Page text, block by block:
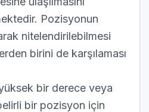
Pozisyonun
nitelendirilebilmesi
birini de karşılaması
bir derece veya
bir pozisyon için